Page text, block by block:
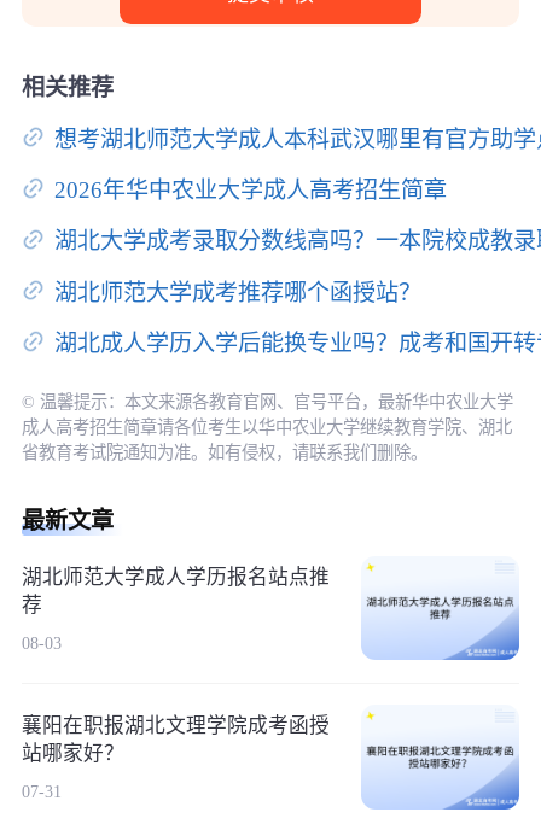
相关推荐
想考湖北师范大学成人本科武汉哪里有官方助
2026年华中农业大学成人高考招生简章
湖北大学成考录取分数线高吗？一本院校成教
湖北师范大学成考推荐哪个函授站？
湖北成人学历入学后能换专业吗？成考和国开
© 温馨提示：本文来源各教育官网、官号平台，最新华中农业大学
成人高考招生简章请各位考生以华中农业大学继续教育学院、湖北
省教育考试院通知为准。如有侵权，请联系我们删除。
最新文章
湖北师范大学成人学历报名站点推
荐
08-03
襄阳在职报湖北文理学院成考函授
站哪家好？
07-31